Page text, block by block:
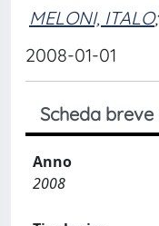
MELONI, ITALO;
2008-01-01
Scheda breve
Anno
2008